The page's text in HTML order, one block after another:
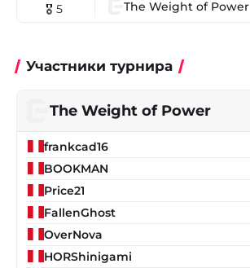
🎖 5 The Weight of Power
Участники турнира
The Weight of Power
frankcad16
BOOKMAN
Price21
FallenGhost
OverNova
HORShinigami